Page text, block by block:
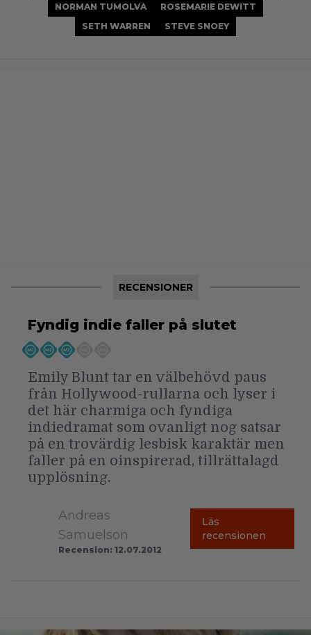
NORMAN TUMOLVA
ROSEMARIE DEWITT
SETH WARREN
STEVE SNOEY
RECENSIONER
Fyndig indie faller på slutet
Emily Blunt tar en välbehövd paus
från Hollywood-rullarna och lyser i
det här charmiga och fyndiga
indiedramat som ovanligt nog satsar
på en trovärdig lesbisk karaktär men
faller på en oinspirerad, tillrättalagd
upplösning.
Andreas
Samuelson
Recension: 12.07.2012
Läs
recensionen